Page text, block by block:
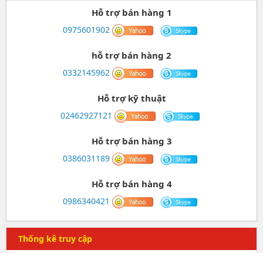
Hỗ trợ bán hàng 1
0975601902
hỗ trợ bán hàng 2
0332145962
Hỗ trợ kỹ thuật
02462927121
Hỗ trợ bán hàng 3
0386031189
Hỗ trợ bán hàng 4
0986340421
Thống kê truy cập